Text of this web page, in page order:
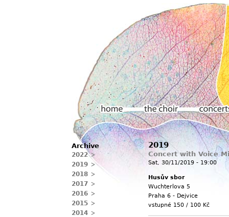
2019
Concert with Voice
Sat, 30/11/2019 - 19:00
Husův sbor
Wuchterlova 5
Praha 6 - Dejvice
vstupné 150 / 100 Kč
Main menu
Home The choir Concerts
Archive
2022
2019
2018
2017
2016
2015
2014